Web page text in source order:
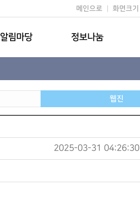
메인으로 화면크기
알림마당 정보나눔
웹진
2025-03-31 04:26:30